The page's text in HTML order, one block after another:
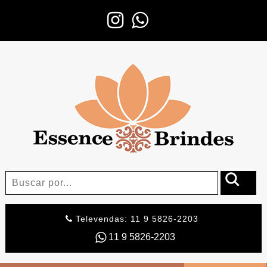
Televendas: 11 9 5826-2203
11 9 5826-2203